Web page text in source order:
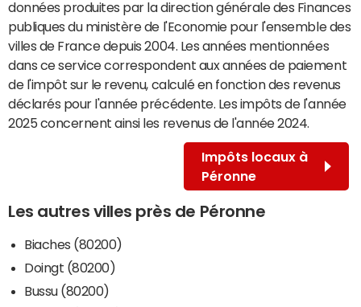
données produites par la direction générale des Finances
publiques du ministère de l'Economie pour l'ensemble des
villes de France depuis 2004. Les années mentionnées
dans ce service correspondent aux années de paiement
de l'impôt sur le revenu, calculé en fonction des revenus
déclarés pour l'année précédente. Les impôts de l'année
2025 concernent ainsi les revenus de l'année 2024.
Impôts locaux à
Péronne
Les autres villes près de Péronne
Biaches (80200)
Doingt (80200)
Bussu (80200)